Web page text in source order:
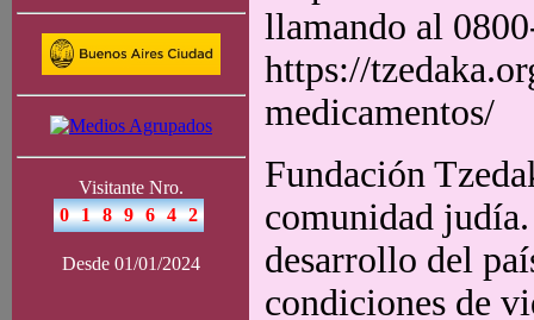
Visitante Nro.
Desde 01/01/2024
llamando al
https://
medicamentos/
Fundación
comunidad
desarrollo del
condiciones de